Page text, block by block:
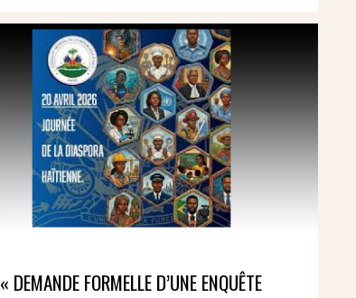
« DEMANDE FORMELLE D’UNE ENQUÊTE